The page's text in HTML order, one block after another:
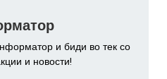
и биди во тек со
и новости!